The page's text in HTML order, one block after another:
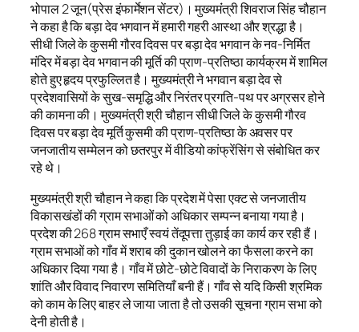
भोपाल 2 जून(प्रेस इंफार्मेशन सेंटर)। मुख्यमंंत्री शिवराज सिंह चौहान
ने कहा है कि बड़ा देव भगवान में हमारी गहरी आस्था और श्रद्धा है।
सीधी जिले के कुसमी गौरव दिवस पर बड़ा देव भगवान के नव-निर्मित
मंदिर में बड़ा देव भगवान की मूर्ति की प्राण-प्रतिष्ठा कार्यक्रम में शामिल
होते हुए हृदय प्रफुल्लित है। मुख्यमंत्री ने भगवान बड़ा देव से
प्रदेशवासियों के सुख-समृद्धि और निरंतर प्रगति-पथ पर अग्रसर होने
की कामना की। मुख्यमंत्री श्री चौहान सीधी जिले के कुसमी गौरव
दिवस पर बड़ा देव मूर्ति कुसमी की प्राण-प्रतिष्ठा के अवसर पर
जनजातीय सम्मेलन को छतरपुर में वीडियो कांफ्रेंसिंग से संबोधित कर
रहे थे।
मुख्यमंत्री श्री चौहान ने कहा कि प्रदेश में पेसा एक्ट से जनजातीय
विकासखंडों की ग्राम सभाओं को अधिकार सम्पन्न बनाया गया है।
प्रदेश की 268 ग्राम सभाएँ स्वयं तेंदूपत्ता तुड़ाई का कार्य कर रही हैं।
ग्राम सभाओं को गाँव में शराब की दुकान खोलने का फैसला करने का
अधिकार दिया गया है। गाँव में छोटे-छोटे विवादों के निराकरण के लिए
शांति और विवाद निवारण समितियाँ बनी हैं। गाँव से यदि किसी श्रमिक
को काम के लिए बाहर ले जाया जाता है तो उसकी सूचना ग्राम सभा को
देनी होती है।